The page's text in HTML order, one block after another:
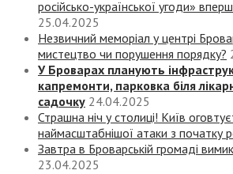
російсько-української угоди»
25.04.2025
Незвичний меморіал у центрі
мистецтво чи порушення порядку?
У Броварах планують
капремонти, парковка біля
садочку 24.04.2025
Страшна ніч у столиці! Київ
наймасштабнішої атаки з початку
Завтра в Броварській громаді
23.04.2025